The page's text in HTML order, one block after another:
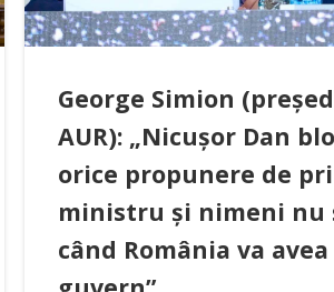
George Simion
AUR): „Nicușor Dan
orice propunere de
ministru și nimeni nu
când România va